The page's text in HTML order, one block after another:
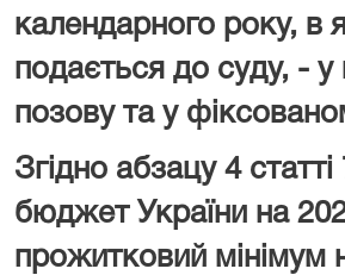
календарного року, в
подається до суду, - у
позову та у
Згідно абзацу 4
бюджет України на
прожитковий мінімум